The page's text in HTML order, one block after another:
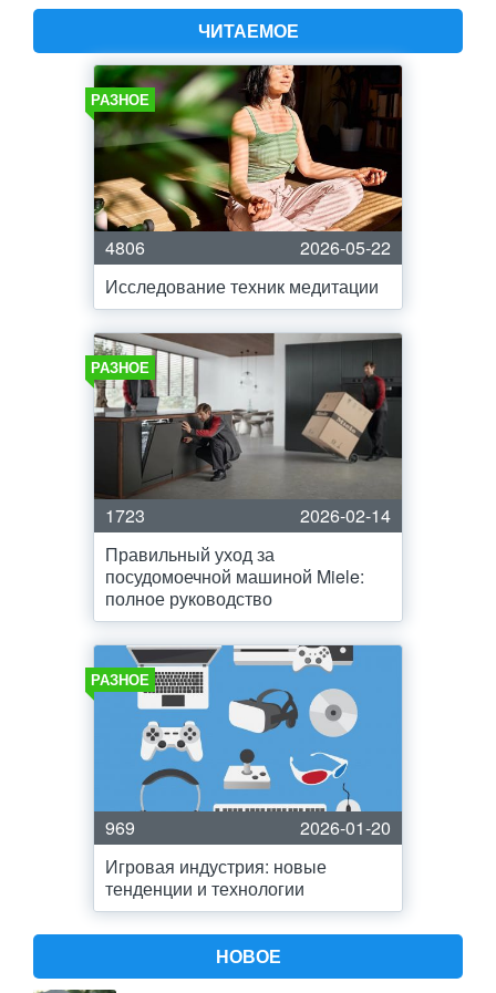
ЧИТАЕМОЕ
РАЗНОЕ
4806
2026-05-22
Исследование техник медитации
РАЗНОЕ
1723
2026-02-14
Правильный уход за
посудомоечной машиной Miele:
полное руководство
РАЗНОЕ
969
2026-01-20
Игровая индустрия: новые
тенденции и технологии
НОВОЕ